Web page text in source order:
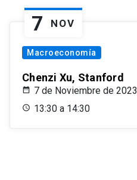
7 NOV
Macroeconomía
Chenzi Xu, Stanford
7 de Noviembre de 2023
13:30 a 14:30